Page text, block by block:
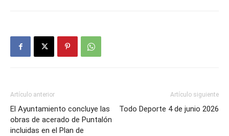
Artículo anterior
El Ayuntamiento concluye las
obras de acerado de Puntalón
incluidas en el Plan de
Artículo siguiente
Todo Deporte 4 de junio 2026